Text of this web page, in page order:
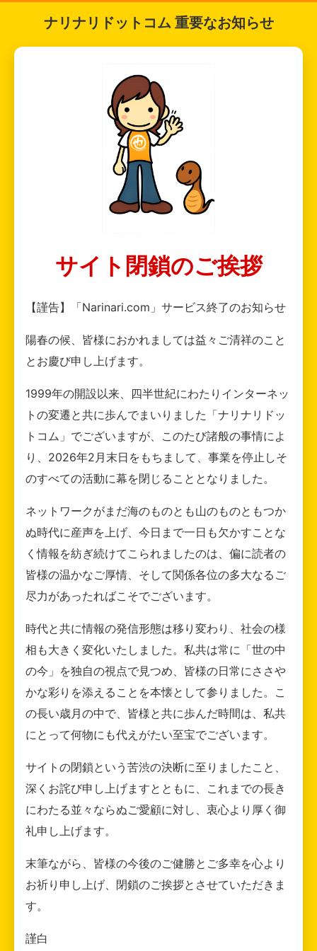
ナリナリドットコム 重要なお知らせ
サイト閉鎖のご挨拶
【謹告】「Narinari.com」サービス終了のお知らせ
陽春の候、皆様におかれましては益々ご清祥のこと
とお慶び申し上げます。
1999年の開設以来、四半世紀にわたりインターネッ
トの変遷と共に歩んでまいりました「ナリナリドッ
トコム」でございますが、このたび諸般の事情によ
り、2026年2月末日をもちまして、事業を停止しそ
のすべての活動に幕を閉じることとなりました。
ネットワークがまだ海のものとも山のものともつか
ぬ時代に産声を上げ、今日まで一日も欠かすことな
く情報を紡ぎ続けてこられましたのは、偏に読者の
皆様の温かなご厚情、そして関係各位の多大なるご
尽力があったればこそでございます。
時代と共に情報の発信形態は移り変わり、社会の様
相も大きく変化いたしました。私共は常に「世の中
の今」を独自の視点で見つめ、皆様の日常にささや
かな彩りを添えることを本懐として参りました。こ
の長い歳月の中で、皆様と共に歩んだ時間は、私共
にとって何物にも代えがたい至宝でございます。
サイトの閉鎖という苦渋の決断に至りましたこと、
深くお詫び申し上げますとともに、これまでの長き
にわたる並々ならぬご愛顧に対し、衷心より厚く御
礼申し上げます。
末筆ながら、皆様の今後のご健勝とご多幸を心より
お祈り申し上げ、閉鎖のご挨拶とさせていただきま
す。
謹白